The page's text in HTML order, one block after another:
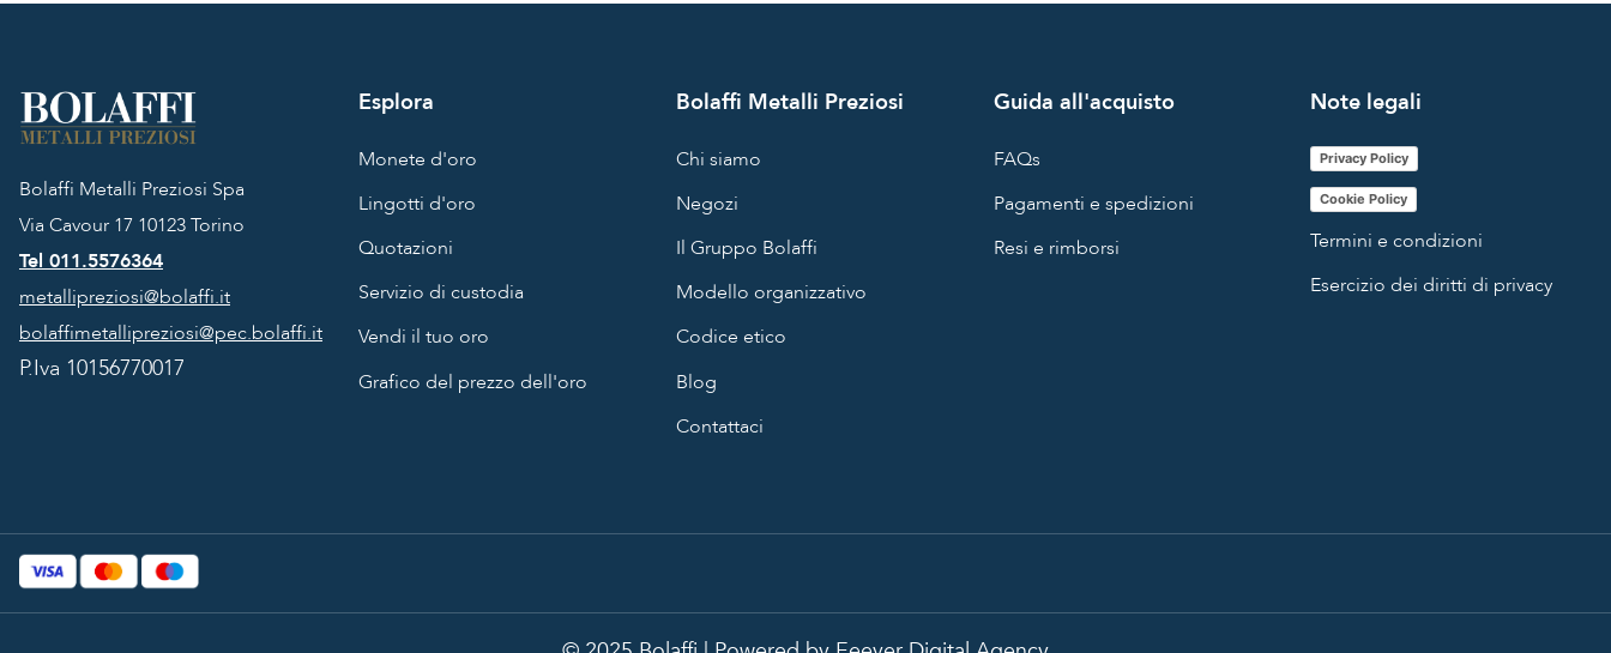
Bolaffi Metalli Preziosi Spa
Via Cavour 17 10123 Torino
Tel 011.5576364
metallipreziosi@bolaffi.it
bolaffimetallipreziosi@pec.bolaffi.it
P.Iva 10156770017
Esplora
Monete d'oro
Lingotti d'oro
Quotazioni
Servizio di custodia
Vendi il tuo oro
Grafico del prezzo dell'oro
Bolaffi Metalli Preziosi
Chi siamo
Negozi
Il Gruppo Bolaffi
Modello organizzativo
Codice etico
Blog
Contattaci
Guida all'acquisto
FAQs
Pagamenti e spedizioni
Resi e rimborsi
Note legali
Privacy Policy
Cookie Policy
Termini e condizioni
Esercizio dei diritti di privacy